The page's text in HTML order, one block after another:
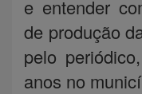
e entender
de produção
pelo
anos no